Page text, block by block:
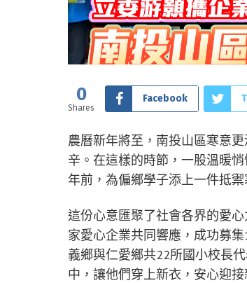
0
Shares
Facebook
農曆新年將至，南投山區寒意
辛。在這樣的時節，一股溫暖
年前，為偏鄉學子添上一件抵禦
這份心意匯聚了社會各界的愛
家愛心企業共同響應，成功募
義鄉與仁愛鄉共22所國小校長
中，讓他們穿上新衣，安心迎接